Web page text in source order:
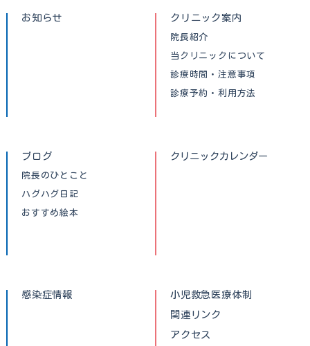
お知らせ クリニック案内
院長紹介
当クリニックについて
診療時間・注意事項
診療予約・利用方法
ブログ
院長のひとこと
ハグハグ日記
おすすめ絵本
クリニックカレンダー
感染症情報
小児救急医療体制
関連リンク
アクセス